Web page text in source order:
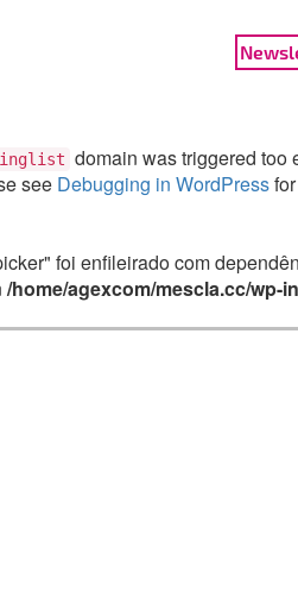
domain was triggered too
see Debugging in WordPress
foi enfileirado com
/home/agexcom/mescla.cc/wp-